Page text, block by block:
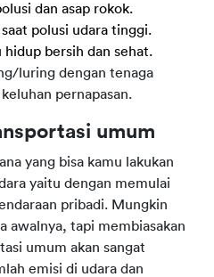
dan asap rokok.
polusi udara tinggi.
hidup bersih dan sehat.
luring dengan tenaga
pernapasan.
umum
yang bisa kamu lakukan
yaitu dengan memulai
pribadi. Mungkin
awalnya, tapi membiasakan
umum akan sangat
emisi di udara dan